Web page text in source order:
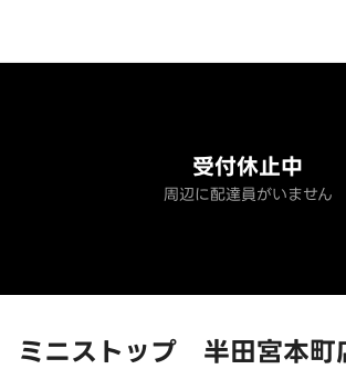
ミニストップ 半田宮本町
受付休止中
周辺に配達員がいません